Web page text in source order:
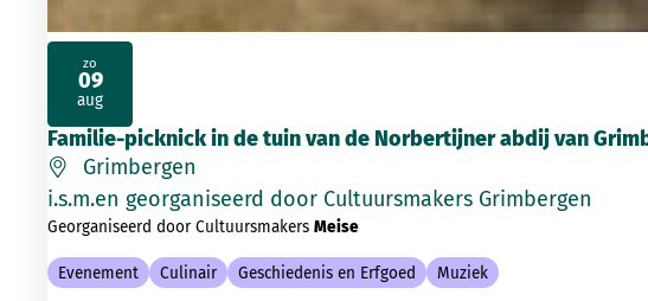
Familie-picknick in de tuin van de Norbertijner abdij van
Grimbergen
i.s.m.en georganiseerd door Cultuursmakers Grimbergen
Georganiseerd door Cultuursmakers Meise
Evenement Culinair Geschiedenis en Erfgoed Muziek
zo
09
aug
2026